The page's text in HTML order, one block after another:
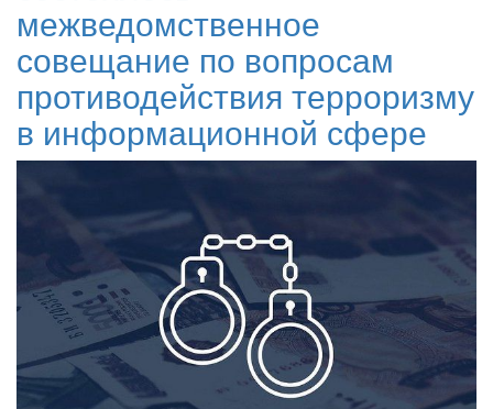
межведомственное
совещание по вопросам
противодействия терроризму
в информационной сфере